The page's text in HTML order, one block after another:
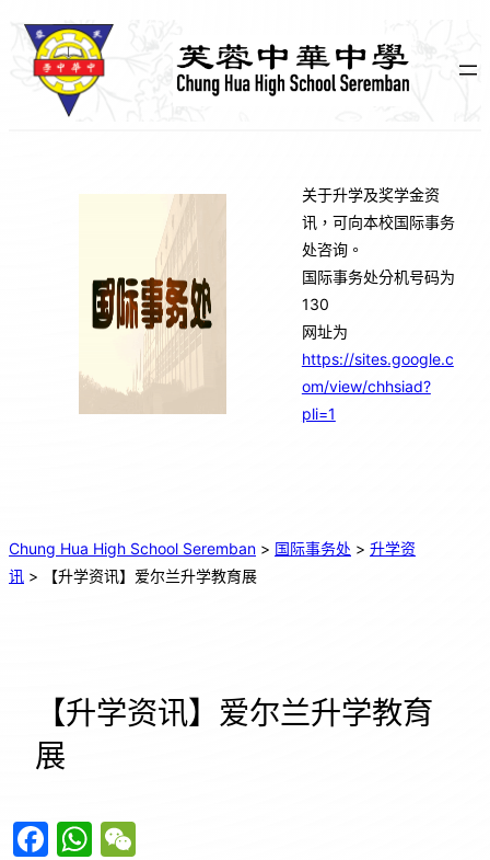
关于升学及奖学金资
讯，可向本校国际事务
处咨询。
国际事务处分机号码为
130
网址为
https://sites.google.c
om/view/chhsiad?
pli=1
Chung Hua High School Seremban > 国际事务处 > 升学资
讯 > 【升学资讯】爱尔兰升学教育展
【升学资讯】爱尔兰升学教育
展
F
W